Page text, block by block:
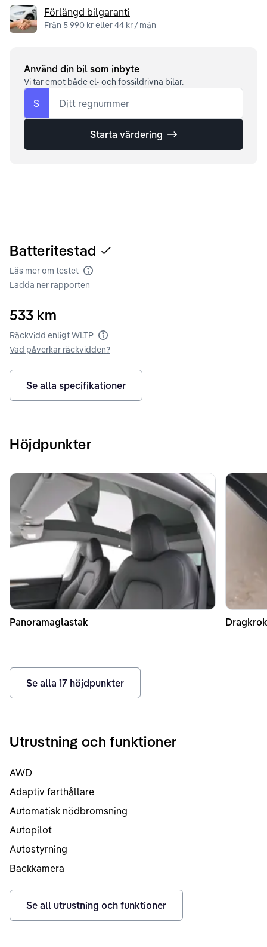
Förlängd bilgaranti
Från 5 990 kr eller 44 kr / mån
Använd din bil som inbyte
Vi tar emot både el- och fossildrivna bilar.
S Ditt regnummer
Starta värdering
Batteritestad
Läs mer om testet Batteritest
Ladda ner rapporten
533 km
Räckvidd enligt WLTP Räckvidd enligt WLTP
Vad påverkar räckvidden?
Se alla specifikationer
Höjdpunkter
Panoramaglastak
Se alla 17 höjdpunkter
Utrustning och funktioner
AWD
Adaptiv farthållare
Automatisk nödbromsning
Autopilot
Autostyrning
Backkamera
Se all utrustning och funktioner